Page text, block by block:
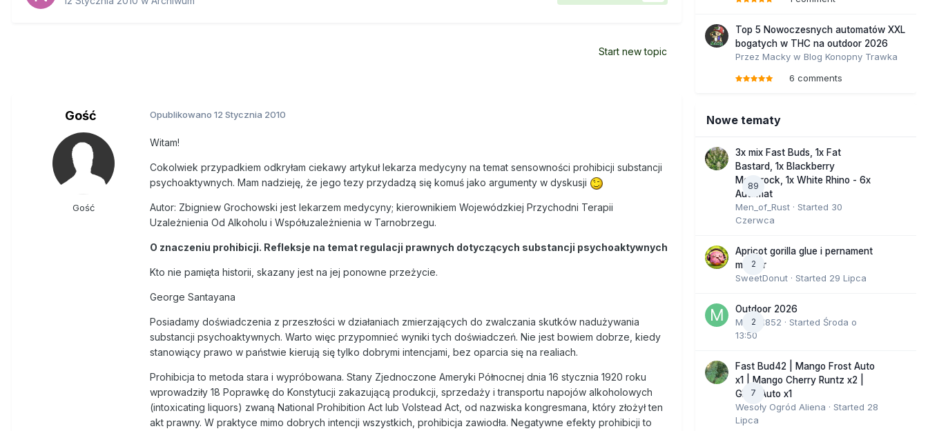
Start new topic
Gość
Gość
Opublikowano 12 Stycznia 2010
Witam!
Cokolwiek przypadkiem odkryłam ciekawy artykuł lekarza medycyny na temat sensowności prohibicji substancji
psychoaktywnych. Mam nadzieję, że jego tezy przydadzą się komuś jako argumenty w dyskusji
Autor: Zbigniew Grochowski jest lekarzem medycyny; kierownikiem Wojewódzkiej Przychodni Terapii
Uzależnienia Od Alkoholu i Współuzależnienia w Tarnobrzegu.
O znaczeniu prohibicji. Refleksje na temat regulacji prawnych dotyczących substancji psychoaktywnych
Kto nie pamięta historii, skazany jest na jej ponowne przeżycie.
George Santayana
Posiadamy doświadczenia z przeszłości w działaniach zmierzających do zwalczania skutków nadużywania
substancji psychoaktywnych. Warto więc przypomnieć wyniki tych doświadczeń. Nie jest bowiem dobrze, kiedy
stanowiący prawo w państwie kierują się tylko dobrymi intencjami, bez oparcia się na realiach.
Prohibicja to metoda stara i wypróbowana. Stany Zjednoczone Ameryki Północnej dnia 16 stycznia 1920 roku
wprowadziły 18 Poprawkę do Konstytucji zakazującą produkcji, sprzedaży i transportu napojów alkoholowych
(intoxicating liquors) zwaną National Prohibition Act lub Volstead Act, od nazwiska kongresmana, który złożył ten
akt prawny. W praktyce mimo dobrych intencji wszystkich, prohibicja zawiodła. Negatywne efekty prohibicji to
Top 5 Nowoczesnych automatów XXL
bogatych w THC na outdoor 2026
Przez Macky w Blog Konopny Trawka
6 comments
Nowe tematy
89
3x mix Fast Buds, 1x Fat
Bastard, 1x Blackberry
Moonrock, 1x White Rhino - 6x
Automat
Men_of_Rust · Started 30
Czerwca
2
Apricot gorilla glue i pernament
marker
SweetDonut · Started 29 Lipca
2
Outdoor 2026
Marcel852 · Started Środa o
13:50
7
Fast Bud42 | Mango Frost Auto
x1 | Mango Cherry Runtz x2 |
GMO Auto x1
Wesoły Ogród Aliena · Started 28
Lipca